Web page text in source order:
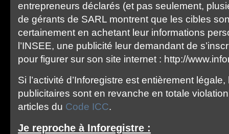
entrepreneurs déclarés (et pas seulement,
de gérants de SARL montrent que les cibles
certainement en achetant leur informations
l’INSEE, une publicité leur demandant de
pour figurer sur son site internet : http://
Si l’activité d’Inforegistre est entièrement
publicitaires sont en revanche en totale
articles du Code ICC.
Je reproche à Inforegistre :